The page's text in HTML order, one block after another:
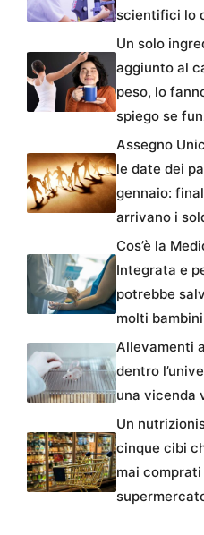
scientifici lo
Un solo
aggiunto al
peso, lo
spiego se
Assegno
le date dei
gennaio:
arrivano i
Cos’è la
Integrata e
potrebbe
molti bambini
Allevamenti
dentro
una vicenda
Un
cinque cibi
mai comprati